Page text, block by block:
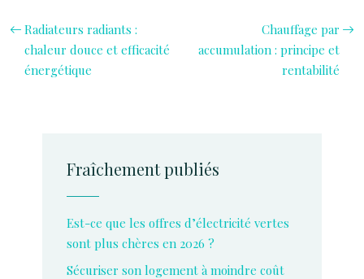
Radiateurs radiants :
chaleur douce et efficacité
énergétique
Chauffage par
accumulation : principe et
rentabilité
Fraîchement publiés
Est-ce que les offres d’électricité vertes
sont plus chères en 2026 ?
Sécuriser son logement à moindre coût